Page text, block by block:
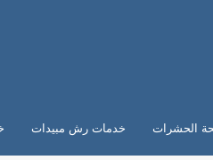
الحشرات خدمات رش مبيدات